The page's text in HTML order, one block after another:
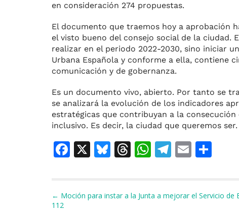
en consideración 274 propuestas.
El documento que traemos hoy a aprobación
el visto bueno del consejo social de la
realizar en el periodo 2022-2030, sino iniciar
Urbana Española y conforme a ella, contiene
comunicación y de gobernanza.
Es un documento vivo, abierto. Por tanto se
se analizará la evolución de los indicadores
estratégicas que contribuyan a la
inclusivo. Es decir, la ciudad que queremos ser.
F
e
X
Bl
s
T
a
W
s
T
gr
E
l
p
Navegación de entradas
← Moción para instar a la Junta a mejorar el Servicio de
112